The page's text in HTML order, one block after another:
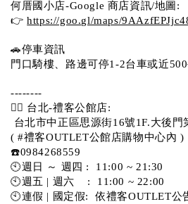
何厝國小店-Google 商店資訊/地圖:
👉 https://goo.gl/maps/
🚗停車資訊
門口騎樓、路邊可停1-2台車或近
--------
💁‍♀️ 台北-禮客公館店:
台北市中正區思源街16號1F.大後門
( #禮客OUTLET公館店購物中心內 )
☎️0984268559
🕙週日 ～ 週四 :  11:00 ~ 21:30
🕙週五 | 週六    :  11:00 ~ 22:00
🕙連假 | 國定假:  依禮客OUTLET公